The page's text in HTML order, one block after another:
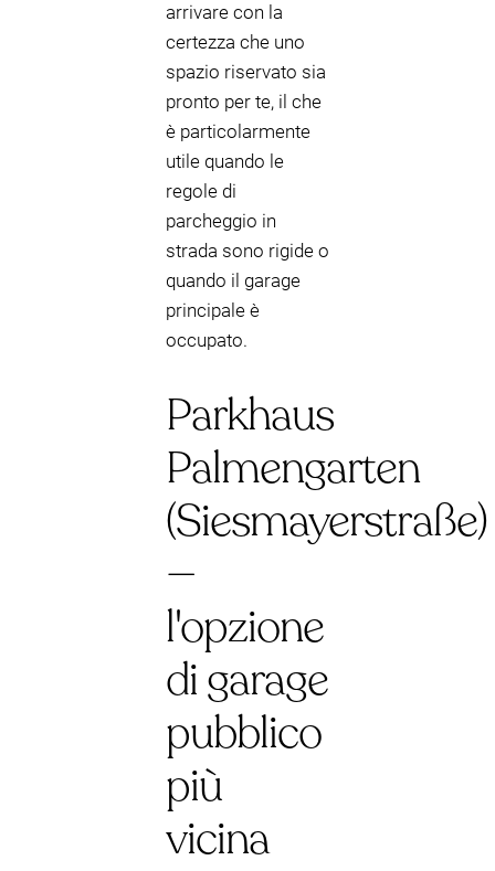
arrivare con la
certezza che uno
spazio riservato sia
pronto per te, il che
è particolarmente
utile quando le
regole di
parcheggio in
strada sono rigide o
quando il garage
principale è
occupato.
Parkhaus
Palmengarten
(Siesmayerstraße)
—
l'opzione
di garage
pubblico
più
vicina